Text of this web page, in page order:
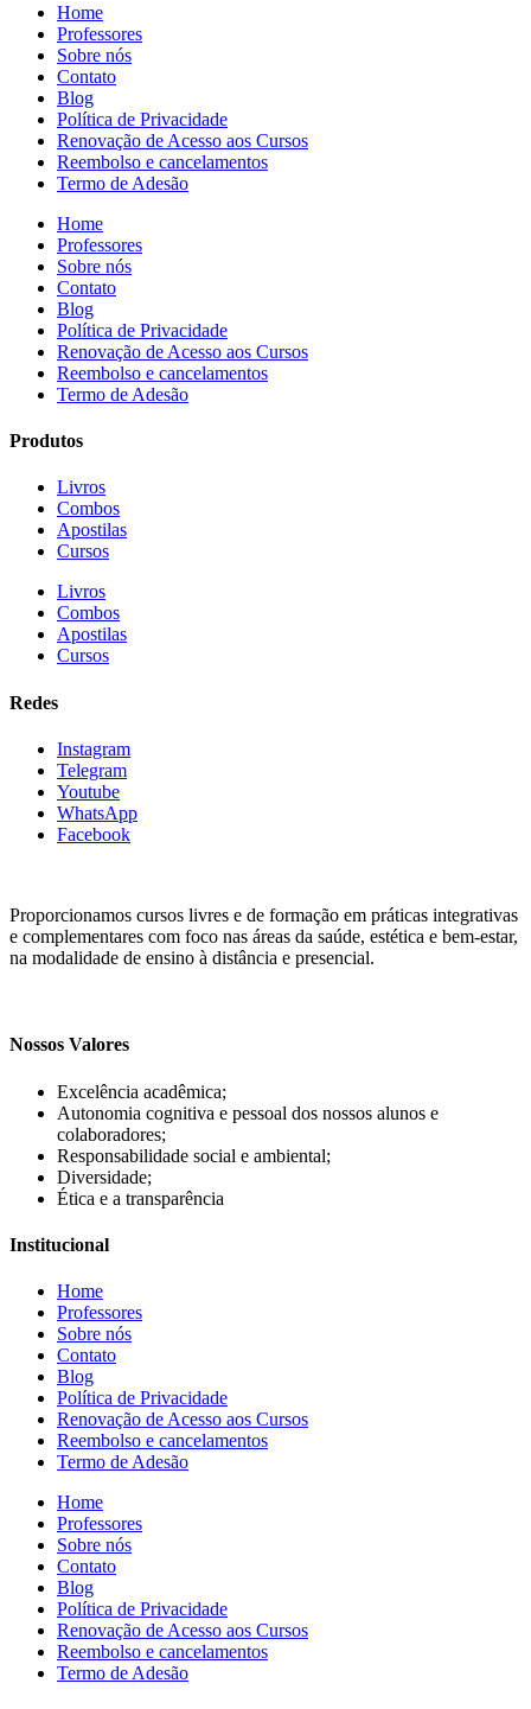
Home
Professores
Sobre nós
Contato
Blog
Política de Privacidade
Renovação de Acesso aos Cursos
Reembolso e cancelamentos
Termo de Adesão
Home
Professores
Sobre nós
Contato
Blog
Política de Privacidade
Renovação de Acesso aos Cursos
Reembolso e cancelamentos
Termo de Adesão
Produtos
Livros
Combos
Apostilas
Cursos
Livros
Combos
Apostilas
Cursos
Redes
Instagram
Telegram
Youtube
WhatsApp
Facebook
Proporcionamos cursos livres e de formação em práticas integrativas
e complementares com foco nas áreas da saúde, estética e bem-estar,
na modalidade de ensino à distância e presencial.
Nossos Valores
Excelência acadêmica;
Autonomia cognitiva e pessoal dos nossos alunos e
colaboradores;
Responsabilidade social e ambiental;
Diversidade;
Ética e a transparência
Institucional
Home
Professores
Sobre nós
Contato
Blog
Política de Privacidade
Renovação de Acesso aos Cursos
Reembolso e cancelamentos
Termo de Adesão
Home
Professores
Sobre nós
Contato
Blog
Política de Privacidade
Renovação de Acesso aos Cursos
Reembolso e cancelamentos
Termo de Adesão